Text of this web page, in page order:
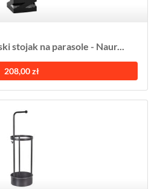
stojak na parasole - Naur...
208,00 zł